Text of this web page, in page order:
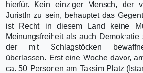
hierfür. Kein einziger Mensch, der
JuristIn zu sein, behauptet das
ist Recht in diesem Land keine
Meinungsfreiheit als auch Demokratie
der mit Schlagstöcken
überlassen. Erst eine Woche davor,
ca. 50 Personen am Taksim Platz